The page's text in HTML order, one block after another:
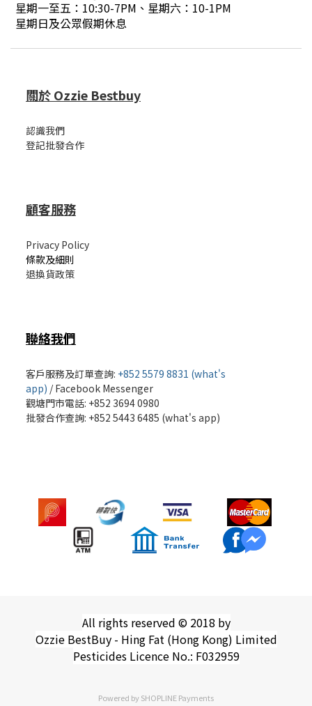
星期一至五：10:30-7PM、星期六：10-1PM
星期日及公眾假期休息
關於 Ozzie Bestbuy
認識我們
登記批發合作
顧客服務
Privacy Policy
條款及細則
退換貨政策
聯絡我們
客戶服務及訂單查詢: +852 5579 8831 (what's
app) /Facebook Messenger
觀塘門市電話: +852 3694 0980
批發合作查詢: +852 5443 6485 (what's app)
All rights reserved © 2018 by
Ozzie BestBuy - Hing Fat (Hong Kong) Limited
Pesticides Licence No.: F032959
Powered bySHOPLINE Payments